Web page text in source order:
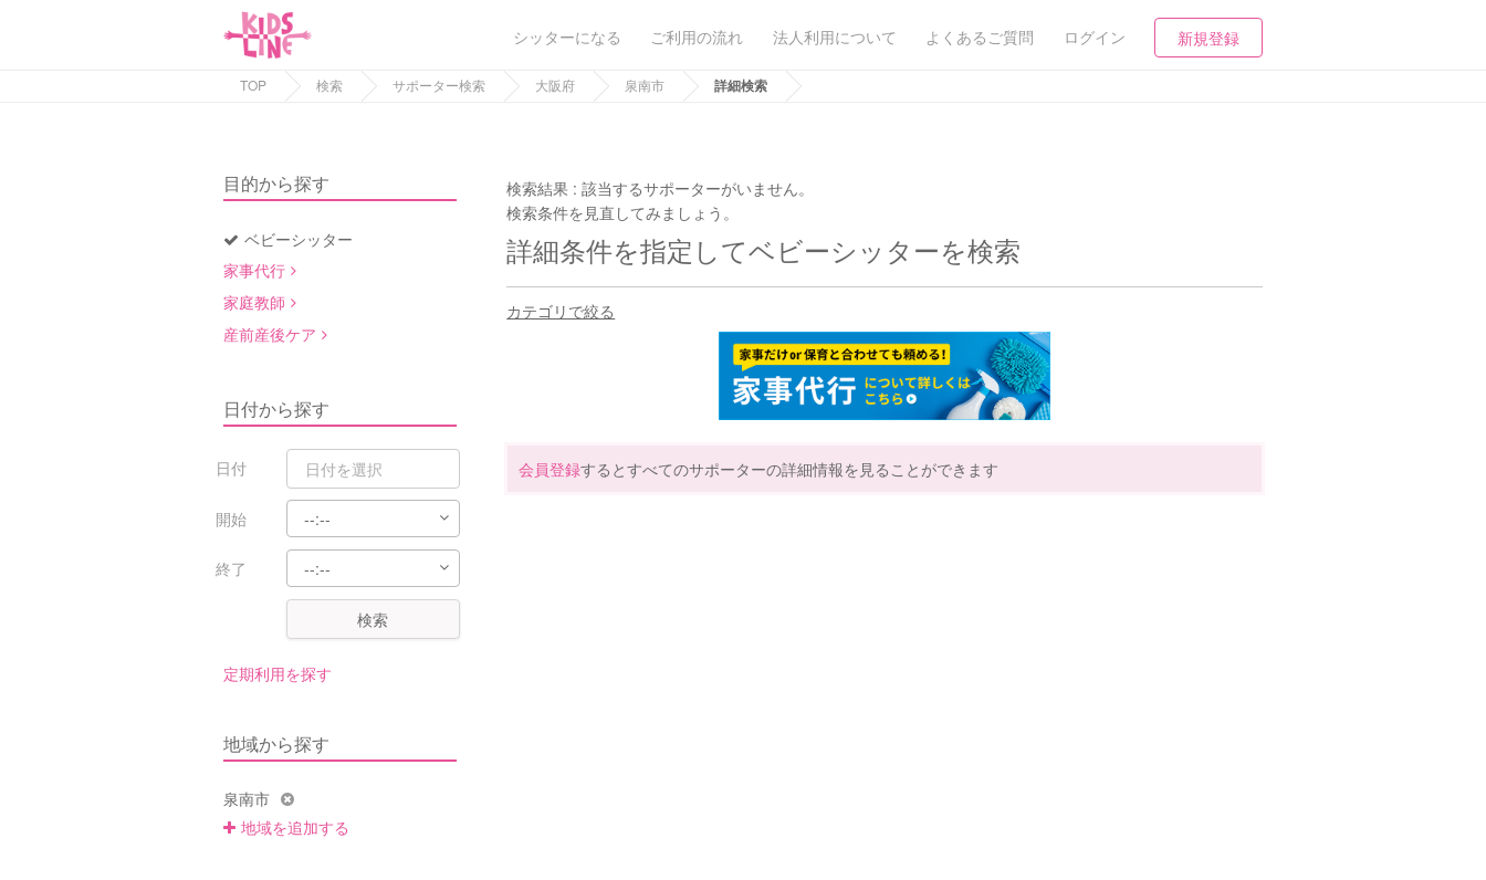
シッターになる ご利用の流れ 法人利用について よくあるご質問 ログイン 新規登録
TOP 検索 サポーター検索 大阪府 泉南市 詳細検索
目的から探す
ベビーシッター
家事代行
家庭教師
産前産後ケア
日付から探す
日付
開始
終了
検索
定期利用を探す
地域から探す
泉南市
地域を追加する
検索結果 :該当するサポーターがいません。
検索条件を見直してみましょう。
詳細条件を指定してベビーシッターを検索
カテゴリで絞る
会員登録するとすべてのサポーターの詳細情報を見ることができます